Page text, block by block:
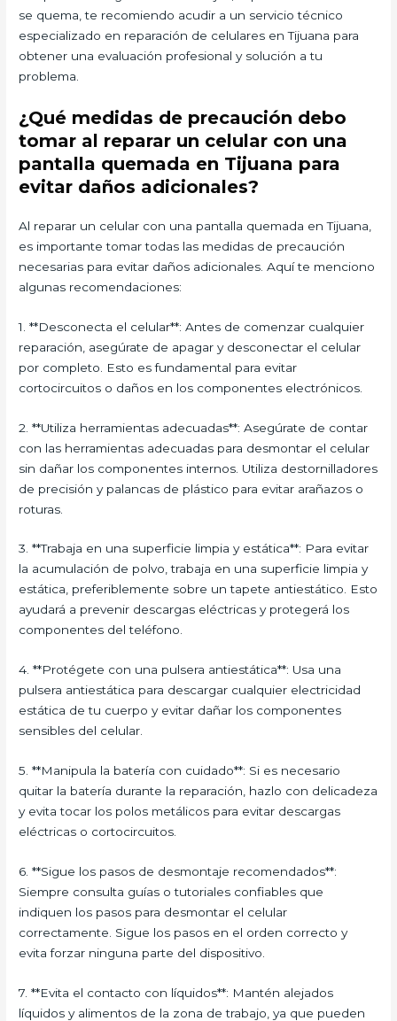
se quema, te recomiendo acudir a un servicio técnico
especializado en reparación de celulares en Tijuana para
obtener una evaluación profesional y solución a tu
problema.
¿Qué medidas de precaución debo
tomar al reparar un celular con una
pantalla quemada en Tijuana para
evitar daños adicionales?
Al reparar un celular con una pantalla quemada en Tijuana,
es importante tomar todas las medidas de precaución
necesarias para evitar daños adicionales. Aquí te menciono
algunas recomendaciones:
1. **Desconecta el celular**: Antes de comenzar cualquier
reparación, asegúrate de apagar y desconectar el celular
por completo. Esto es fundamental para evitar
cortocircuitos o daños en los componentes electrónicos.
2. **Utiliza herramientas adecuadas**: Asegúrate de contar
con las herramientas adecuadas para desmontar el celular
sin dañar los componentes internos. Utiliza destornilladores
de precisión y palancas de plástico para evitar arañazos o
roturas.
3. **Trabaja en una superficie limpia y estática**: Para evitar
la acumulación de polvo, trabaja en una superficie limpia y
estática, preferiblemente sobre un tapete antiestático. Esto
ayudará a prevenir descargas eléctricas y protegerá los
componentes del teléfono.
4. **Protégete con una pulsera antiestática**: Usa una
pulsera antiestática para descargar cualquier electricidad
estática de tu cuerpo y evitar dañar los componentes
sensibles del celular.
5. **Manipula la batería con cuidado**: Si es necesario
quitar la batería durante la reparación, hazlo con delicadeza
y evita tocar los polos metálicos para evitar descargas
eléctricas o cortocircuitos.
6. **Sigue los pasos de desmontaje recomendados**:
Siempre consulta guías o tutoriales confiables que
indiquen los pasos para desmontar el celular
correctamente. Sigue los pasos en el orden correcto y
evita forzar ninguna parte del dispositivo.
7. **Evita el contacto con líquidos**: Mantén alejados
líquidos y alimentos de la zona de trabajo, ya que pueden